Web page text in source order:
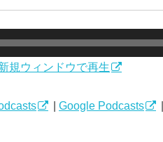
規ウィンドウで再生
| Google Podcasts |